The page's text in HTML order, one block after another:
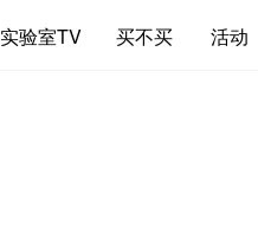
实验室TV 买不买 活动